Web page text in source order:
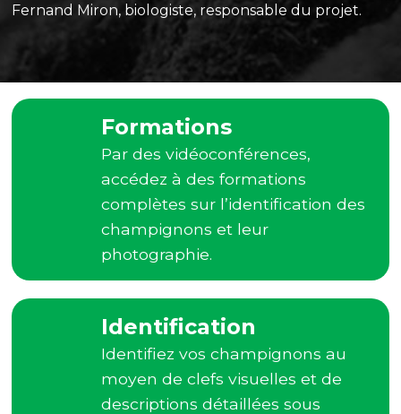
Fernand Miron, biologiste, responsable du projet.
Formations
Par des vidéoconférences,
accédez à des formations
complètes sur l’identification des
champignons et leur
photographie.
Identification
Identifiez vos champignons au
moyen de clefs visuelles et de
descriptions détaillées sous